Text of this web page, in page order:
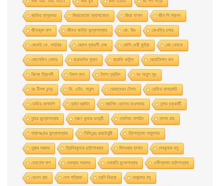
জাকির তালুকদার জিয়াকোমাে ক্যাসানােভা জিয়া হাশান জীন পি স্যাসন
জীবনানন্দ দাশ জীমত কান্তি বন্দ্যোপাধ্যায় জে. উড জেওফ্রি চসার
জেফরি কে. গার্ডনার জেমস হ্যাডলী চেজ জেসি মেরী কুইয়া জো নেসবো
জোসেফিন বেকার জ্যাকলিন সুসান জ্যাকি কলিন্স জ্যোতিলাল দাস
ঝিলম ত্রিবেদী টমাস মান টমাস হ্যারিস ডঃ অতুল সুর
ডঃ দীপক চন্দ্র ডি. এইচ. লরেন্স ডেকামেরন টেলস ডেভিড বালড্যাচি
ডেভিড বালদাশি ড্যান ব্রাউন তছলিম হোসেন হাওলাদার তন্ময় চক্রবর্তী
তন্ময় বন্দ্যোপাধ্যায় তরুণ কুমার ভাদুড়ী তসলিমা নাসরিন তাপস রায়
তারাশঙ্কর বন্দ্যোপাধ্যায় তিমিরেন্দু রায়চৌধুরী তিলোত্তমা মজুমদার
তুষার সরদার ত্রিদিবকুমার চট্টোপাধ্যায় দিলওয়ার হাসান দেবকুমার বসু
দেবতোষ দাশ দেবব্রত সরকার দেবারতি মুখােপাধ্যায় দেবীপ্রসাদ চট্টোপাধ্যায়
দেবেশ রায় দেশ পত্রিকা দ্যনি দিদরো নবকুমার বসু